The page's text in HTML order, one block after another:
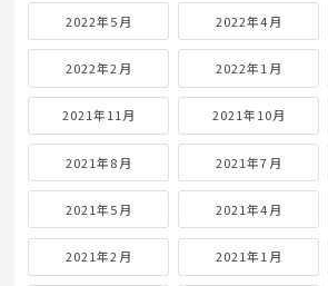
2022年5月 2022年4月
2022年2月 2022年1月
2021年11月 2021年10月
2021年8月 2021年7月
2021年5月 2021年4月
2021年2月 2021年1月